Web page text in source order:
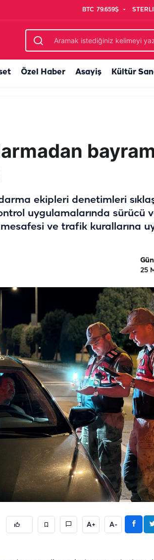
BTC 79.659$
Özel Haber Asayiş Kültür
ekipleri denetimleri
uygulamalarında sürücü
ve trafik kurallarına
25
A+ A-
Su parkına çevirdiler